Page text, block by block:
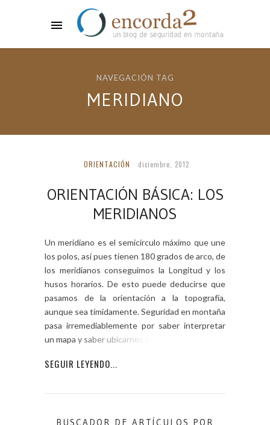
NAVEGACIÓN TAG
MERIDIANO
ORIENTACIÓN diciembre, 2012
ORIENTACIÓN BÁSICA: LOS
MERIDIANOS
Un meridiano es el semicírculo máximo que une
los polos, así pues tienen 180 grados de arco, de
los meridianos conseguimos la Longitud y los
husos horarios. De esto puede deducirse que
pasamos de la orientación a la topografía,
aunque sea tímidamente. Seguridad en montaña
pasa irremediablemente por saber interpretar
un mapa y saber ubicarnos en él. […]
SEGUIR LEYENDO...
BUSCADOR DE ARTÍCULOS POR